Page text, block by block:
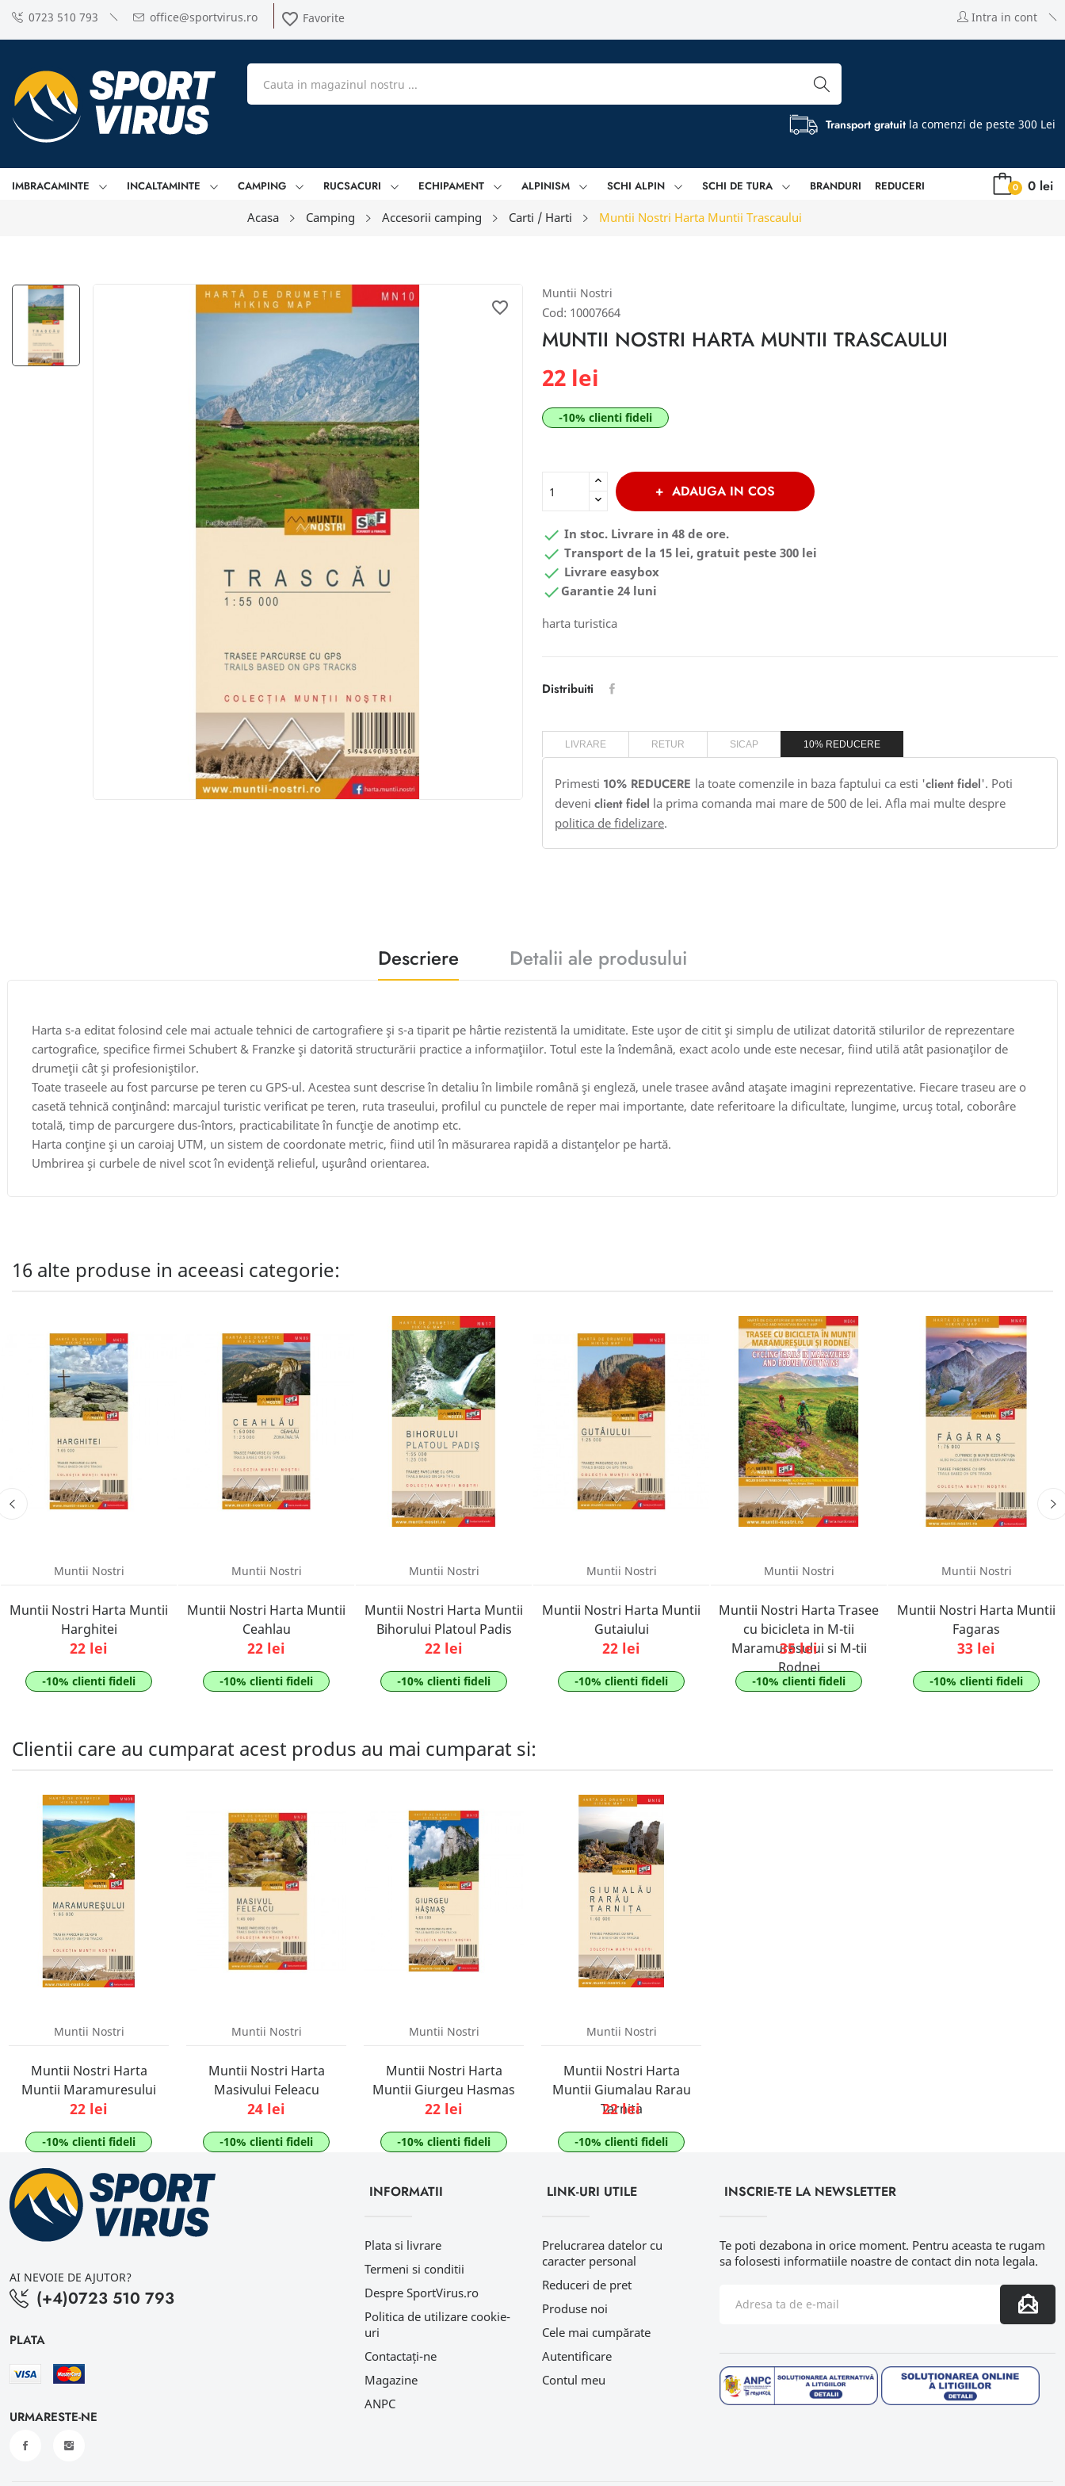
Intra in cont
0723 510 793 office@sportvirus.ro favorite_border Favorite
Transport gratuit la comenzi de peste 300 Lei
IMBRACAMINTE INCALTAMINTE CAMPING RUCSACURI ECHIPAMENT ALPINISM SCHI ALPIN SCHI DE TURA BRANDURI REDUCERI 0 lei
0
Acasa Camping Accesorii camping Carti / Harti Muntii Nostri Harta Muntii Trascaului
favorite_border
Muntii Nostri
Cod: 10007664
MUNTII NOSTRI HARTA MUNTII TRASCAULUI
22 lei
-10% clienti fideli
ADAUGA IN COS
 In stoc. Livrare in 48 de ore.
 Transport de la 15 lei, gratuit peste 300 lei
 Livrare easybox
 Garantie 24 luni
harta turistica
Distribuiti
LIVRARE RETUR SICAP 10% REDUCERE
Primesti 10% REDUCERE la toate comenzile in baza faptului ca esti 'client fidel'. Poti
deveni client fidel la prima comanda mai mare de 500 de lei. Afla mai multe despre
politica de fidelizare.
Descriere Detalii ale produsului
Harta s-a editat folosind cele mai actuale tehnici de cartografiere şi s-a tiparit pe hârtie rezistentă la umiditate. Este uşor de citit şi simplu de utilizat datorită stilurilor de reprezentare
cartografice, specifice firmei Schubert & Franzke şi datorită structurării practice a informaţiilor. Totul este la îndemână, exact acolo unde este necesar, fiind utilă atât pasionaţilor de
drumeţii cât şi profesioniştilor.
Toate traseele au fost parcurse pe teren cu GPS-ul. Acestea sunt descrise în detaliu în limbile română şi engleză, unele trasee având ataşate imagini reprezentative. Fiecare traseu are o
casetă tehnică conţinând: marcajul turistic verificat pe teren, ruta traseului, profilul cu punctele de reper mai importante, date referitoare la dificultate, lungime, urcuş total, coborâre
totală, timp de parcurgere dus-întors, practicabilitate în funcţie de anotimp etc.
Harta conţine şi un caroiaj UTM, un sistem de coordonate metric, fiind util în măsurarea rapidă a distanţelor pe hartă.
Umbrirea şi curbele de nivel scot în evidenţă relieful, uşurând orientarea.
16 alte produse in aceeasi categorie:
Muntii Nostri
Muntii Nostri Harta Muntii
Harghitei
22 lei
-10% clienti fideli
Muntii Nostri
Muntii Nostri Harta Muntii
Ceahlau
22 lei
-10% clienti fideli
Muntii Nostri
Muntii Nostri Harta Muntii
Bihorului Platoul Padis
22 lei
-10% clienti fideli
Muntii Nostri
Muntii Nostri Harta Muntii
Gutaiului
22 lei
-10% clienti fideli
Muntii Nostri
Muntii Nostri Harta Trasee
cu bicicleta in M-tii
Maramuresului si M-tii
Rodnei
35 lei
-10% clienti fideli
Muntii Nostri
Muntii Nostri Harta Muntii
Fagaras
33 lei
-10% clienti fideli
Clientii care au cumparat acest produs au mai cumparat si:
Muntii Nostri
Muntii Nostri Harta
Muntii Maramuresului
22 lei
-10% clienti fideli
Muntii Nostri
Muntii Nostri Harta
Masivului Feleacu
24 lei
-10% clienti fideli
Muntii Nostri
Muntii Nostri Harta
Muntii Giurgeu Hasmas
22 lei
-10% clienti fideli
Muntii Nostri
Muntii Nostri Harta
Muntii Giumalau Rarau
Tarnita
22 lei
-10% clienti fideli
AI NEVOIE DE AJUTOR?
(+4)0723 510 793
PLATA
URMARESTE-NE
INFORMATII
Plata si livrare
Termeni si conditii
Despre SportVirus.ro
Politica de utilizare cookie-
uri
Contactați-ne
Magazine
ANPC
LINK-URI UTILE
Prelucrarea datelor cu
caracter personal
Reduceri de pret
Produse noi
Cele mai cumpărate
Autentificare
Contul meu
INSCRIE-TE LA NEWSLETTER
Te poti dezabona in orice moment. Pentru aceasta te rugam
sa folosesti informatiile noastre de contact din nota legala.